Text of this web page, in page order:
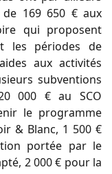
de 169 650 € aux
qui proposent
les périodes de
aux activités
subventions
000 € au SCO
le programme
& Blanc, 1 500 €
portée par le
2 000 € pour la